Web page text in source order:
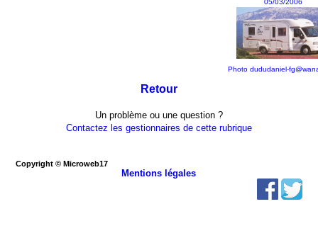
05/03/2006
Photo dududaniel-
Retour
Un problème ou une question ?
Contactez les gestionnaires de cette rubrique
Copyright © Microweb17
Mentions légales